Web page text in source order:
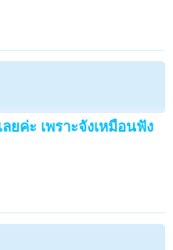
ยค่ะ เพราะจังเหมือนฟัง